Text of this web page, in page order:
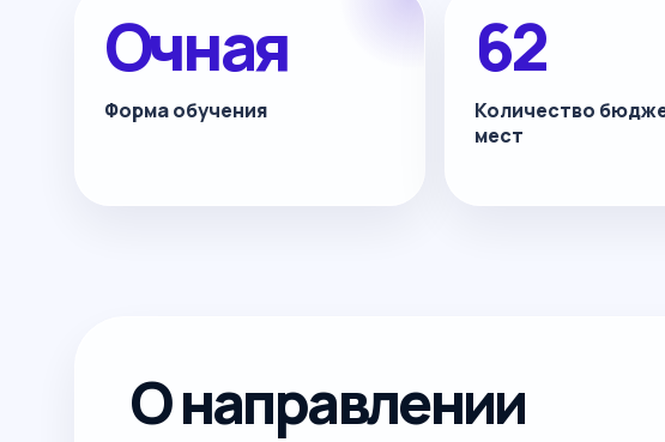
Очная
Форма обучения
62
Количество
мест
О направлении